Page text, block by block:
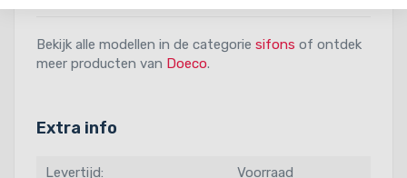
Bekijk alle modellen in de categorie sifons of ontdek
meer producten van Doeco.
Extra info
Levertijd: Voorraad